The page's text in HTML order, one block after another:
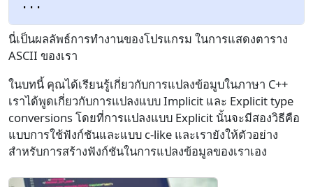
นี่เป็นผลลัพธ์การทำงานของโปรแกรม ในการแสดงตาราง
ASCII ของเรา
ในบทนี้ คุณได้เรียนรู้เกี่ยวกับการแปลงข้อมูบในภาษา C++
เราได้พูดเกี่ยวกับการแปลงแบบ Implicit และ Explicit type
conversions โดยที่การแปลงแบบ Explicit นั้นจะมีสองวิธีคือ
แบบการใช้ฟังก์ชันและแบบ c-like และเรายังให้ตัวอย่าง
สำหรับการสร้างฟังก์ชันในการแปลงข้อมูลของเราเอง